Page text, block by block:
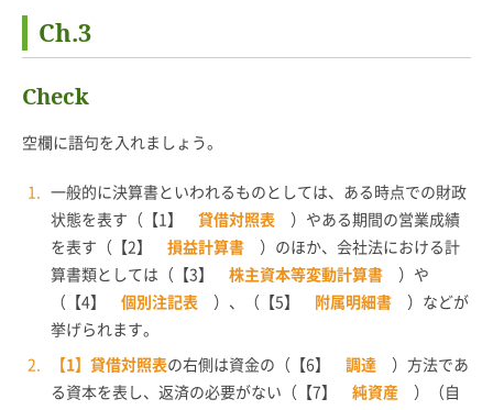
Ch.3
Check
空欄に語句を入れましょう。
一般的に決算書といわれるものとしては、ある時点での財政
状態を表す（【1】
貸借対照表 ）やある期間の営業成績
を表す（【2】
損益計算書 ）のほか、会社法における計
算書類としては（【3】
株主資本等変動計算書 ）や
（【4】
個別注記表 ）、（【5】 附属明細書 ）などが
挙げられます。
【1】貸借対照表の右側は資金の（【6】 調達 ）方法であ
る資本を表し、返済の必要がない（【7】
純資産 ）（自